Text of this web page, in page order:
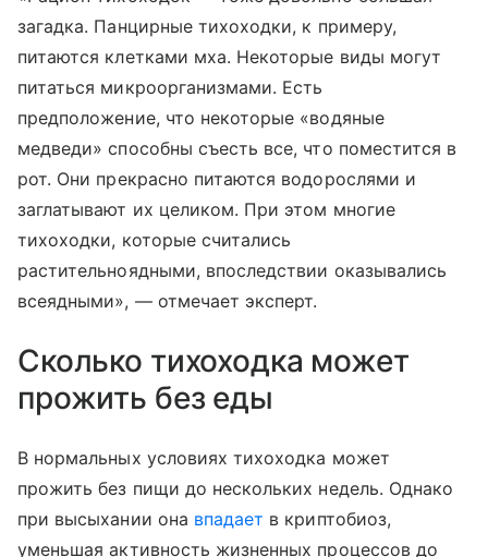
загадка. Панцирные тихоходки, к примеру,
питаются клетками мха. Некоторые виды могут
питаться микроорганизмами. Есть
предположение, что некоторые «водяные
медведи» способны съесть все, что поместится в
рот. Они прекрасно питаются водорослями и
заглатывают их целиком. При этом многие
тихоходки, которые считались
растительноядными, впоследствии оказывались
всеядными», — отмечает эксперт.
Сколько тихоходка может
прожить без еды
В нормальных условиях тихоходка может
прожить без пищи до нескольких недель. Однако
при высыхании она впадает в криптобиоз,
уменьшая активность жизненных процессов до